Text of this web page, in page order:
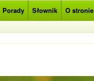
Porady Słownik O stronie